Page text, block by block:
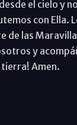
el cielo y
con Ella.
de las
y
Amen.